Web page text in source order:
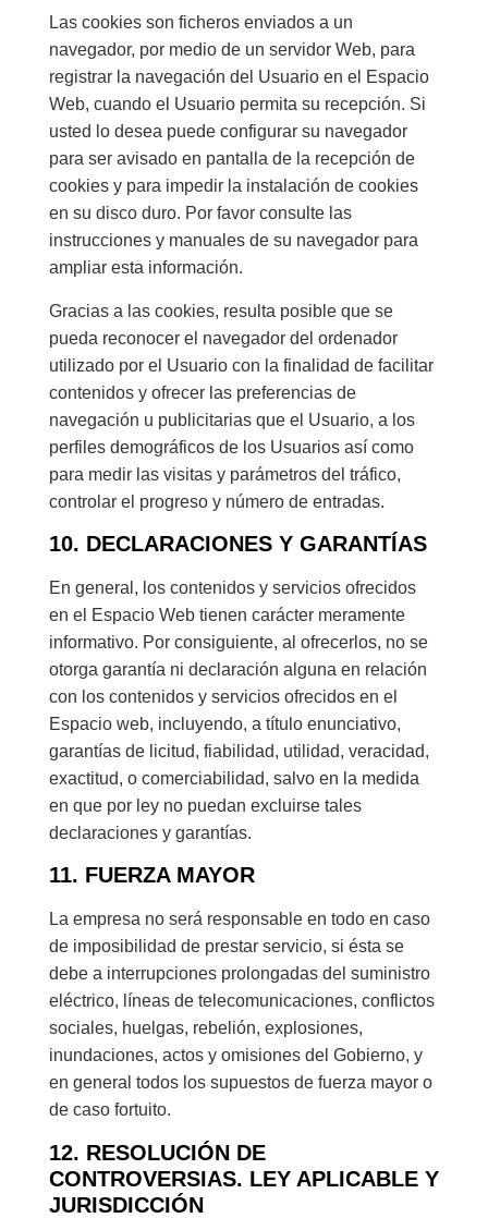
Las cookies son ficheros enviados a un
navegador, por medio de un servidor Web, para
registrar la navegación del Usuario en el Espacio
Web, cuando el Usuario permita su recepción. Si
usted lo desea puede configurar su navegador
para ser avisado en pantalla de la recepción de
cookies y para impedir la instalación de cookies
en su disco duro. Por favor consulte las
instrucciones y manuales de su navegador para
ampliar esta información.
Gracias a las cookies, resulta posible que se
pueda reconocer el navegador del ordenador
utilizado por el Usuario con la finalidad de facilitar
contenidos y ofrecer las preferencias de
navegación u publicitarias que el Usuario, a los
perfiles demográficos de los Usuarios así como
para medir las visitas y parámetros del tráfico,
controlar el progreso y número de entradas.
10. DECLARACIONES Y GARANTÍAS
En general, los contenidos y servicios ofrecidos
en el Espacio Web tienen carácter meramente
informativo. Por consiguiente, al ofrecerlos, no se
otorga garantía ni declaración alguna en relación
con los contenidos y servicios ofrecidos en el
Espacio web, incluyendo, a título enunciativo,
garantías de licitud, fiabilidad, utilidad, veracidad,
exactitud, o comerciabilidad, salvo en la medida
en que por ley no puedan excluirse tales
declaraciones y garantías.
11. FUERZA MAYOR
La empresa no será responsable en todo en caso
de imposibilidad de prestar servicio, si ésta se
debe a interrupciones prolongadas del suministro
eléctrico, líneas de telecomunicaciones, conflictos
sociales, huelgas, rebelión, explosiones,
inundaciones, actos y omisiones del Gobierno, y
en general todos los supuestos de fuerza mayor o
de caso fortuito.
12. RESOLUCIÓN DE
CONTROVERSIAS. LEY APLICABLE Y
JURISDICCIÓN